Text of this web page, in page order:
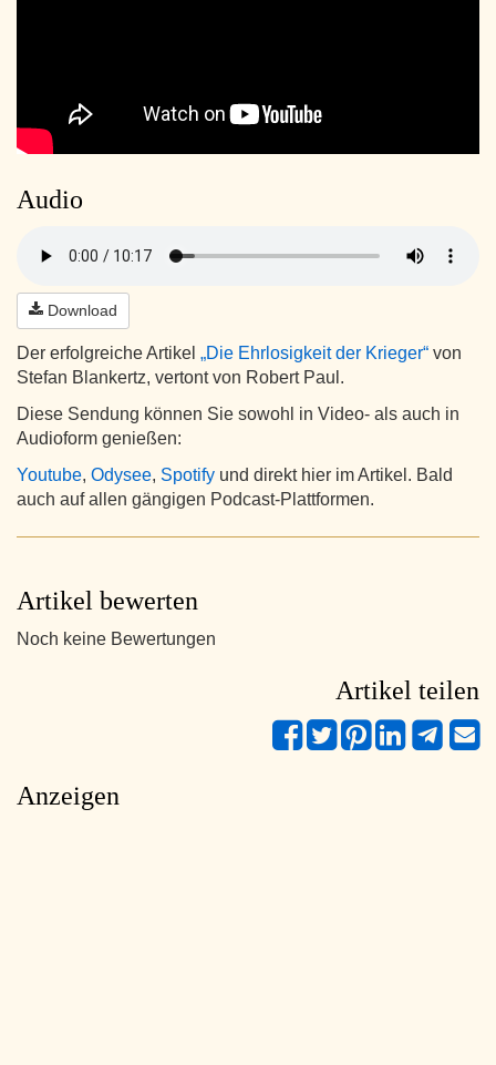
Audio
Download
Der erfolgreiche Artikel „Die Ehrlosigkeit der Krieger“ von
Stefan Blankertz, vertont von Robert Paul.
Diese Sendung können Sie sowohl in Video- als auch in
Audioform genießen:
Youtube, Odysee, Spotify und direkt hier im Artikel. Bald
auch auf allen gängigen Podcast-Plattformen.
Artikel bewerten
Noch keine Bewertungen
Artikel teilen
Anzeigen